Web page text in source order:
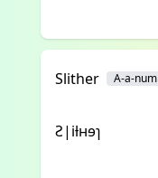
Slither A-a-num
Ꙅ|iƚʜɘɿ